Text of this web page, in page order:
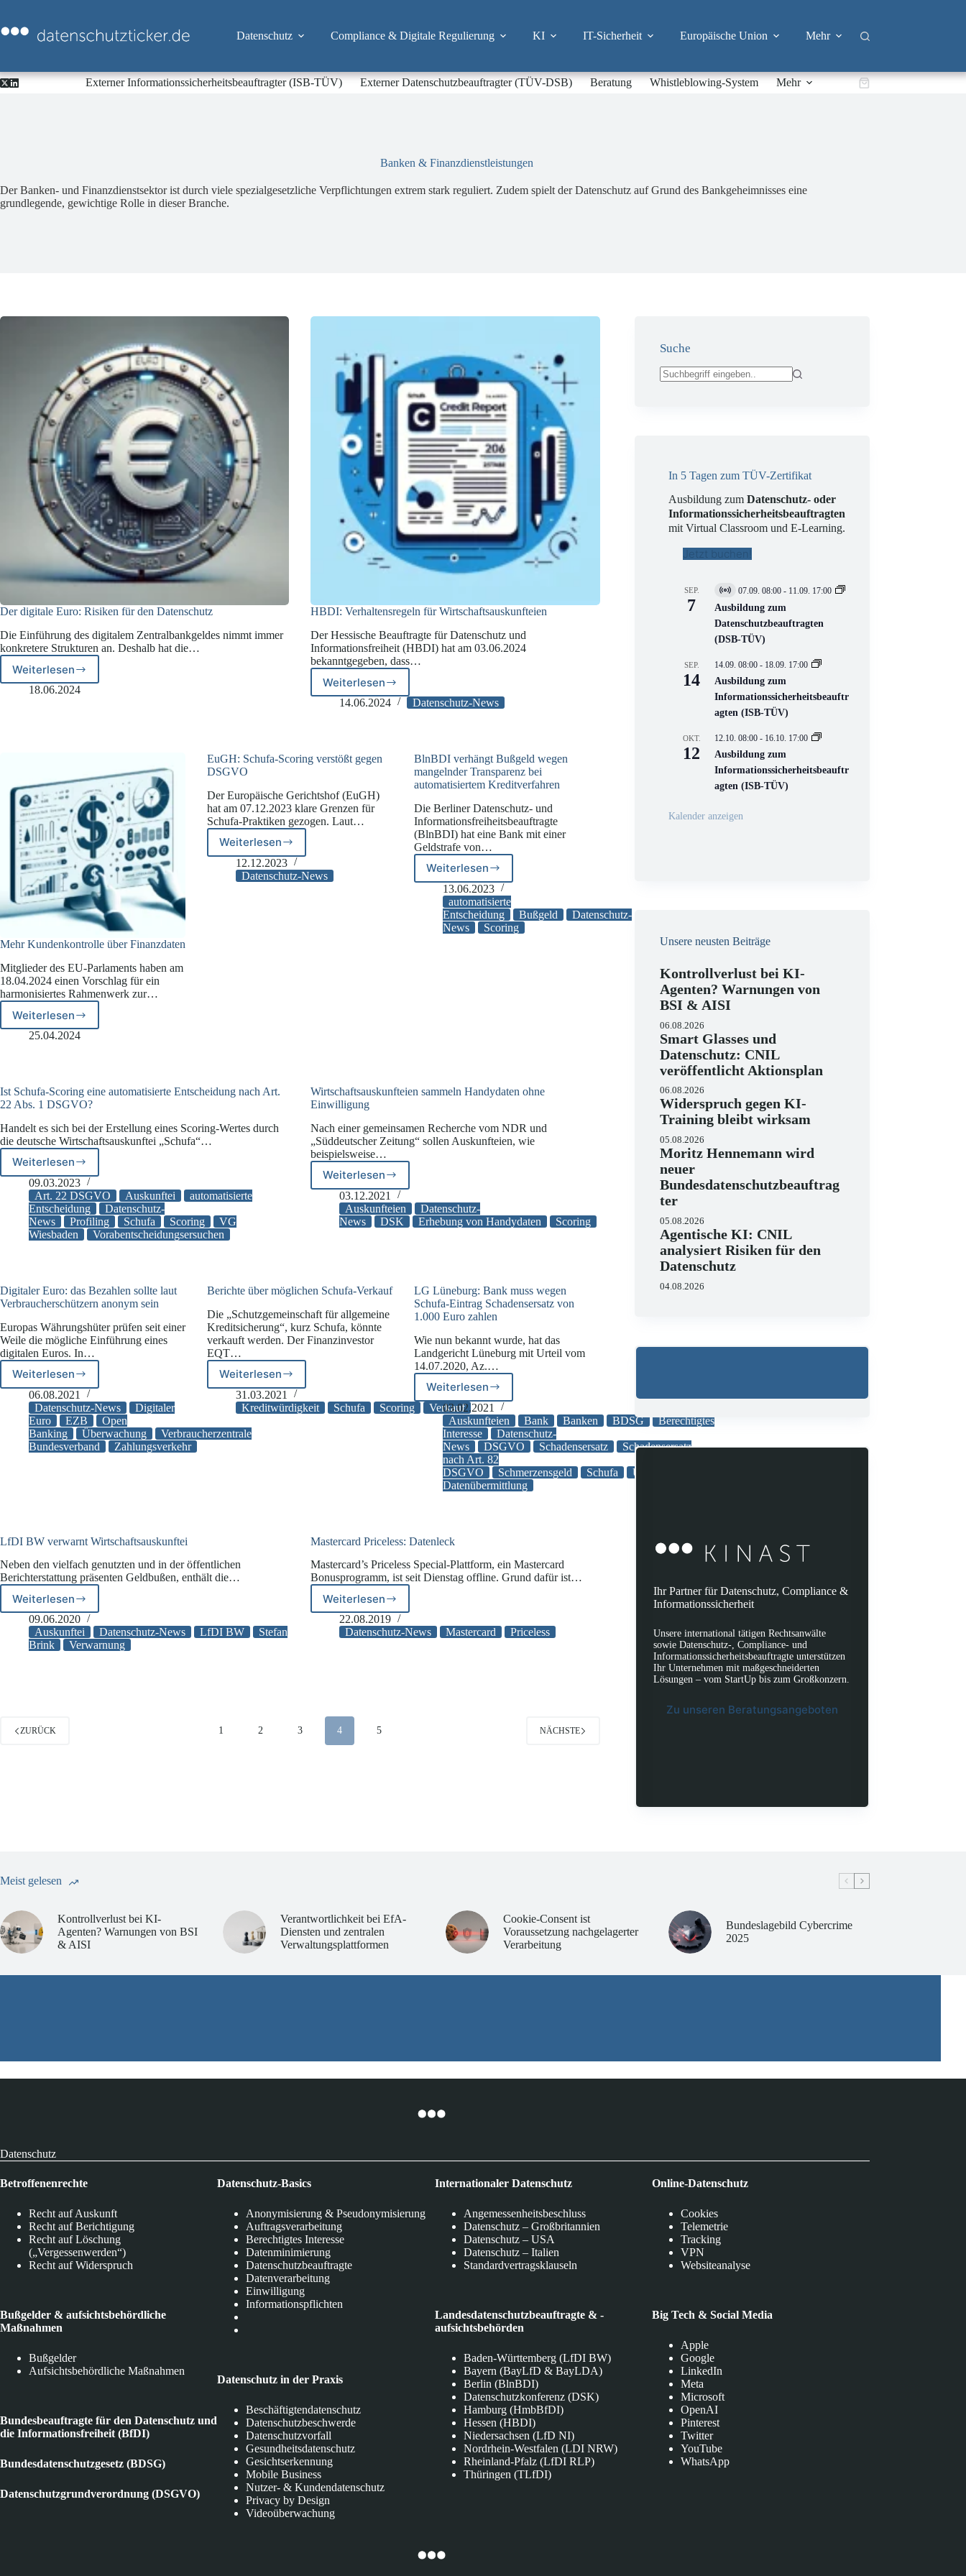
springen
Datenschutz Compliance & Digitale Regulierung KI IT-Sicherheit Europäische Union Mehr
Externer Informationssicherheitsbeauftragter (ISB-TÜV) Externer Datenschutzbeauftragter (TÜV-DSB) Beratung Whistleblowing-System Mehr Warenkorb
Banken & Finanzdienstleistungen
Der Banken- und Finanzdienstsektor ist durch viele spezialgesetzliche Verpflichtungen extrem stark reguliert. Zudem spielt der Datenschutz auf Grund des Bankgeheimnisses eine
grundlegende, gewichtige Rolle in dieser Branche.
Der digitale Euro: Risiken für den Datenschutz
Die Einführung des digitalem Zentralbankgeldes nimmt immer
konkretere Strukturen an. Deshalb hat die…
Weiterlesen
Der
digitale
18.06.2024
HBDI: Verhaltensregeln für Wirtschaftsauskunfteien
Der Hessische Beauftragte für Datenschutz und
Informationsfreiheit (HBDI) hat am 03.06.2024
bekanntgegeben, dass…
Weiterlesen
HBDI:
Verhaltensregeln
14.06.2024 Datenschutz-News
Mehr Kundenkontrolle über Finanzdaten
Mitglieder des EU-Parlaments haben am
18.04.2024 einen Vorschlag für ein
harmonisiertes Rahmenwerk zur…
Weiterlesen
Mehr
Kundenkontrolle
25.04.2024
EuGH: Schufa-Scoring verstößt gegen
DSGVO
Der Europäische Gerichtshof (EuGH)
hat am 07.12.2023 klare Grenzen für
Schufa-Praktiken gezogen. Laut…
Weiterlesen
EuGH:
Schufa-
Scoring
12.12.2023
Datenschutz-News
BlnBDI verhängt Bußgeld wegen
mangelnder Transparenz bei
automatisiertem Kreditverfahren
Die Berliner Datenschutz- und
Informationsfreiheitsbeauftragte
(BlnBDI) hat eine Bank mit einer
Geldstrafe von…
Weiterlesen
BlnBDI
verhängt
Bußgeld
wegen
mangelnder
13.06.2023
automatisierte
Entscheidung
Bußgeld
Datenschutz-
News
Scoring
Ist Schufa-Scoring eine automatisierte Entscheidung nach Art.
22 Abs. 1 DSGVO?
Handelt es sich bei der Erstellung eines Scoring-Wertes durch
die deutsche Wirtschaftsauskunftei „Schufa“…
Weiterlesen
Ist
Schufa-
Scoring
eine
automatisierte
Entscheidung
Abs.
1
09.03.2023
Art. 22 DSGVO
Auskunftei
automatisierte
Entscheidung
Datenschutz-
News
Profiling Schufa Scoring
VG
Wiesbaden
Vorabentscheidungsersuchen
Wirtschaftsauskunfteien sammeln Handydaten ohne
Einwilligung
Nach einer gemeinsamen Recherche vom NDR und
„Süddeutscher Zeitung“ sollen Auskunfteien, wie
beispielsweise…
WeiterlesenWirtschaftsauskunfteien
sammeln
Handydaten
ohne
03.12.2021
Auskunfteien
Datenschutz-
News
DSK Erhebung von Handydaten Scoring
Digitaler Euro: das Bezahlen sollte laut
Verbraucherschützern anonym sein
Europas Währungshüter prüfen seit einer
Weile die mögliche Einführung eines
digitalen Euros. In…
Weiterlesen
Digitaler
Euro:
das
Bezahlen
sollte
laut
06.08.2021
Datenschutz-News
Digitaler
Euro
EZB
Open
Banking
Überwachung
Verbraucherzentrale
Bundesverband
Zahlungsverkehr
Berichte über möglichen Schufa-Verkauf
Die „Schutzgemeinschaft für allgemeine
Kreditsicherung“, kurz Schufa, könnte
verkauft werden. Der Finanzinvestor
EQT…
Weiterlesen
Berichte
über
möglichen
31.03.2021
Kreditwürdigkeit
Schufa Scoring Verkauf
LG Lüneburg: Bank muss wegen
Schufa-Eintrag Schadensersatz von
1.000 Euro zahlen
Wie nun bekannt wurde, hat das
Landgericht Lüneburg mit Urteil vom
14.07.2020, Az.…
Weiterlesen
LG
Lüneburg:
Bank
muss
wegen
Schufa-
Eintrag
Schadensersatz
03.02.2021
Auskunfteien
Bank Banken BDSG
Berechtigtes
Interesse
Datenschutz-
News
DSGVO Schadensersatz
Schadensersatz
nach Art. 82
DSGVO
Schmerzensgeld Schufa
Unzulässige
Datenübermittlung
LfDI BW verwarnt Wirtschaftsauskunftei
Neben den vielfach genutzten und in der öffentlichen
Berichterstattung präsenten Geldbußen, enthält die…
Weiterlesen
LfDI
BW
verwarnt
Wirtschaftsauskunftei
09.06.2020
Auskunftei
Datenschutz-News LfDI BW
Stefan
Brink
Verwarnung
Mastercard Priceless: Datenleck
Mastercard’s Priceless Special-Plattform, ein Mastercard
Bonusprogramm, ist seit Dienstag offline. Grund dafür ist…
WeiterlesenMastercard
Priceless:
Datenleck
22.08.2019
Datenschutz-News
Mastercard Priceless
ZURÜCK 1 2 3 4 5 NÄCHSTE
Suche
In 5 Tagen zum TÜV-Zertifikat
Ausbildung zumDatenschutz- oder
Informationssicherheitsbeauftragten
mit Virtual Classroom und E-Learning.
Jetzt buchen!
SEP.
7
V
i
t
u
l
V
e
r
n
s
t
a
t
n
07.09. 08:00 - 11.09. 17:00
Ausbildung zum
Datenschutzbeauftragten
(DSB-TÜV)
SEP.
14
14.09. 08:00 - 18.09. 17:00
Ausbildung zum
Informationssicherheitsbeauftr
agten (ISB-TÜV)
OKT.
12
12.10. 08:00 - 16.10. 17:00
Ausbildung zum
Informationssicherheitsbeauftr
agten (ISB-TÜV)
Kalender anzeigen
Unsere neusten Beiträge
Kontrollverlust bei KI-
Agenten? Warnungen von
BSI & AISI
06.08.2026
Smart Glasses und
Datenschutz: CNIL
veröffentlicht Aktionsplan
06.08.2026
Widerspruch gegen KI-
Training bleibt wirksam
05.08.2026
Moritz Hennemann wird
neuer
Bundesdatenschutzbeauftrag
ter
05.08.2026
Agentische KI: CNIL
analysiert Risiken für den
Datenschutz
04.08.2026
Ihr Partner für Datenschutz, Compliance &
Informationssicherheit
Unsere international tätigen Rechtsanwälte
sowie Datenschutz-, Compliance- und
Informationssicherheitsbeauftragte unterstützen
Ihr Unternehmen mit maßgeschneiderten
Lösungen – vom StartUp bis zum Großkonzern.
Zu unseren Beratungsangeboten
Meist gelesen
Kontrollverlust bei KI-
Agenten? Warnungen von BSI
& AISI
Verantwortlichkeit bei EfA-
Diensten und zentralen
Verwaltungsplattformen
Cookie-Consent ist
Voraussetzung nachgelagerter
Verarbeitung
Bundeslagebild Cybercrime
2025
Datenschutz
Betroffenenrechte
Recht auf Auskunft
Recht auf Berichtigung
Recht auf Löschung
(„Vergessenwerden“)
Recht auf Widerspruch
Bußgelder & aufsichtsbehördliche
Maßnahmen
Bußgelder
Aufsichtsbehördliche Maßnahmen
Bundesbeauftragte für den Datenschutz und
die Informationsfreiheit (BfDI)
Bundesdatenschutzgesetz (BDSG)
Datenschutzgrundverordnung (DSGVO)
Datenschutz-Basics
Anonymisierung & Pseudonymisierung
Auftragsverarbeitung
Berechtigtes Interesse
Datenminimierung
Datenschutzbeauftragte
Datenverarbeitung
Einwilligung
Informationspflichten
Datenschutz in der Praxis
Beschäftigtendatenschutz
Datenschutzbeschwerde
Datenschutzvorfall
Gesundheitsdatenschutz
Gesichtserkennung
Mobile Business
Nutzer- & Kundendatenschutz
Privacy by Design
Videoüberwachung
Internationaler Datenschutz
Angemessenheitsbeschluss
Datenschutz – Großbritannien
Datenschutz – USA
Datenschutz – Italien
Standardvertragsklauseln
Landesdatenschutzbeauftragte & -
aufsichtsbehörden
Baden-Württemberg (LfDI BW)
Bayern (BayLfD & BayLDA)
Berlin (BlnBDI)
Datenschutzkonferenz (DSK)
Hamburg (HmbBfDI)
Hessen (HBDI)
Niedersachsen (LfD NI)
Nordrhein-Westfalen (LDI NRW)
Rheinland-Pfalz (LfDI RLP)
Thüringen (TLfDI)
Online-Datenschutz
Cookies
Telemetrie
Tracking
VPN
Websiteanalyse
Big Tech & Social Media
Apple
Google
LinkedIn
Meta
Microsoft
OpenAI
Pinterest
Twitter
YouTube
WhatsApp